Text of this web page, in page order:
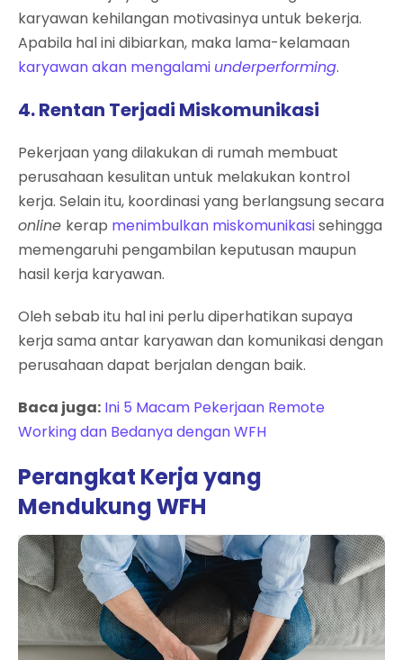
karyawan kehilangan motivasinya untuk bekerja.
Apabila hal ini dibiarkan, maka lama-kelamaan
karyawan akan mengalami underperforming.
4. Rentan Terjadi Miskomunikasi
Pekerjaan yang dilakukan di rumah membuat
perusahaan kesulitan untuk melakukan kontrol
kerja. Selain itu, koordinasi yang berlangsung secara
online kerap menimbulkan miskomunikasisehingga
memengaruhi pengambilan keputusan maupun
hasil kerja karyawan.
Oleh sebab itu hal ini perlu diperhatikan supaya
kerja sama antar karyawan dan komunikasi dengan
perusahaan dapat berjalan dengan baik.
Baca juga: Ini 5 Macam Pekerjaan Remote
Working dan Bedanya dengan WFH
Perangkat Kerja yang
Mendukung WFH